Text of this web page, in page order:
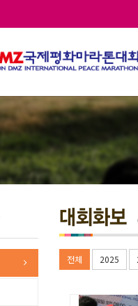
전체 2025